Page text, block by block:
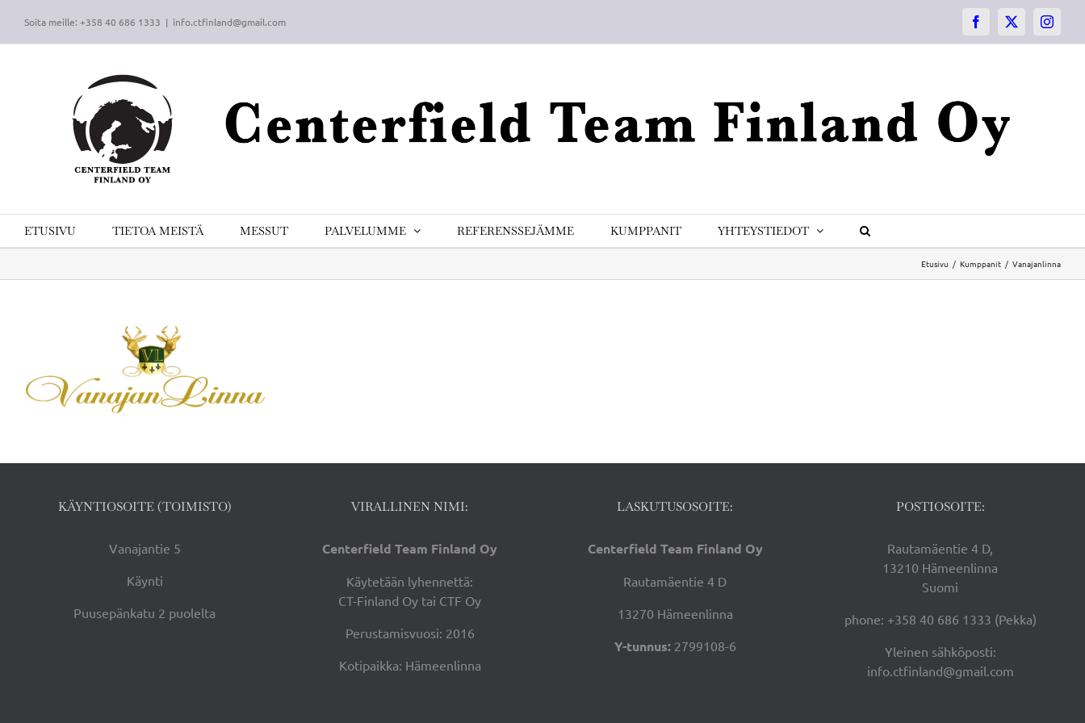
content
Soita meille: +358 40 686 1333 | info.ctfinland@gmail.com Facebook
X
ETUSIVU TIETOA MEISTÄ MESSUT PALVELUMME REFERENSSEJÄMME KUMPPANIT YHTEYSTIEDOT
Etusivu Kumppanit Vanajanlinna
KÄYNTIOSOITE (TOIMISTO)
Vanajantie 5
Käynti
Puusepänkatu 2 puolelta
VIRALLINEN NIMI:
Centerfield Team Finland Oy
Käytetään lyhennettä:
CT-Finland Oy tai CTF Oy
Perustamisvuosi: 2016
Kotipaikka: Hämeenlinna
LASKUTUSOSOITE:
Centerfield Team Finland Oy
Rautamäentie 4 D
13270 Hämeenlinna
Y-tunnus: 2799108-6
POSTIOSOITE:
Rautamäentie 4 D,
13210 Hämeenlinna
Suomi
phone: +358 40 686 1333 (Pekka)
Yleinen sähköposti:
info.ctfinland@gmail.com